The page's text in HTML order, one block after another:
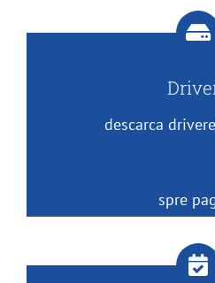
descarca
spre